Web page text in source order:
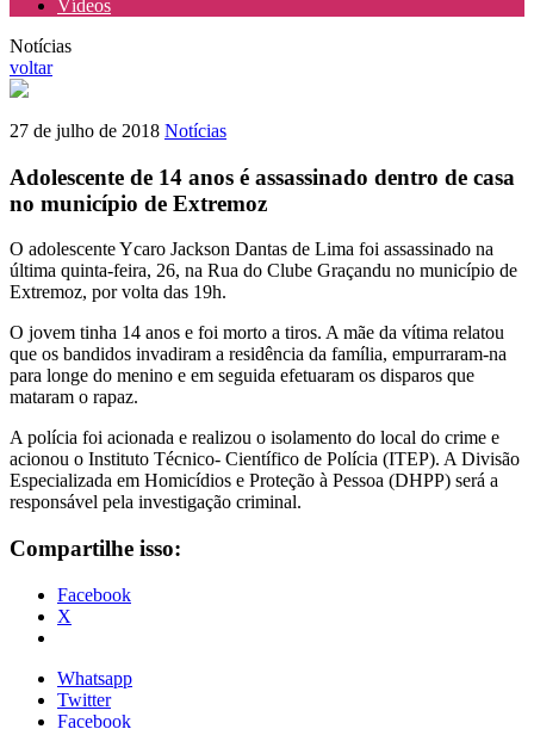
Vídeos
Notícias
voltar
27 de julho de 2018 Notícias
Adolescente de 14 anos é assassinado dentro de casa
no município de Extremoz
O adolescente Ycaro Jackson Dantas de Lima foi assassinado na
última quinta-feira, 26, na Rua do Clube Graçandu no município de
Extremoz, por volta das 19h.
O jovem tinha 14 anos e foi morto a tiros. A mãe da vítima relatou
que os bandidos invadiram a residência da família, empurraram-na
para longe do menino e em seguida efetuaram os disparos que
mataram o rapaz.
A polícia foi acionada e realizou o isolamento do local do crime e
acionou o Instituto Técnico- Científico de Polícia (ITEP). A Divisão
Especializada em Homicídios e Proteção à Pessoa (DHPP) será a
responsável pela investigação criminal.
Compartilhe isso:
Facebook
X
Whatsapp
Twitter
Facebook